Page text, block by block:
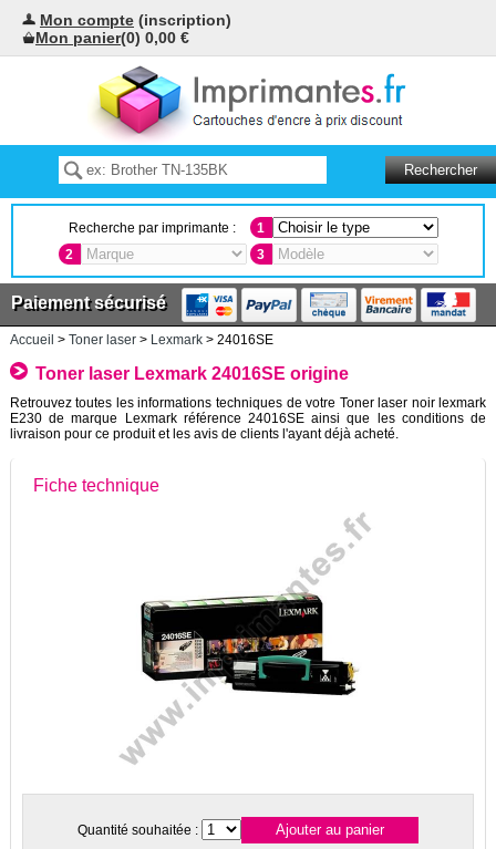
Mon compte (inscription)
Mon panier(0) 0,00 €
Recherche par imprimante :
1
2
3
Paiement sécurisé
Accueil > Toner laser> Lexmark> 24016SE
Toner laser Lexmark 24016SE origine
Retrouvez toutes les informations techniques de votre Toner laser noir lexmark
E230 de marque Lexmark référence 24016SE ainsi que les conditions de
livraison pour ce produit et les avis de clients l'ayant déjà acheté.
Fiche technique
Quantité souhaitée :